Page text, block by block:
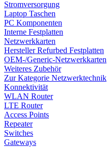
Stromversorgung
Laptop Taschen
PC Komponenten
Interne Festplatten
Netzwerkkarten
Hersteller Refurbed Festplatten
OEM-/Generic-Netzwerkkarten
Weiteres Zubehör
Zur Kategorie Netzwerktechnik
Konnektivität
WLAN Router
LTE Router
Access Points
Repeater
Switches
Gateways